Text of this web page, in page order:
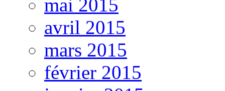
mai 2015
avril 2015
mars 2015
février 2015